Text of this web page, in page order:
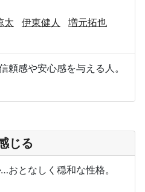
太 伊東健人
増元拓也
頼感や安心感を与える人。
じる
…おとなしく穏和な性格。